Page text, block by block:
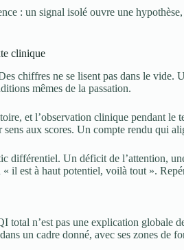
: un signal isolé ouvre une
clinique
chiffres ne se lisent pas dans le
mêmes de la passation.
et l’observation clinique pendant
aux scores. Un compte rendu qui
différentiel. Un déficit de l’attention,
il est à haut potentiel, voilà tout ».
total n’est pas une explication
un cadre donné, avec ses zones de